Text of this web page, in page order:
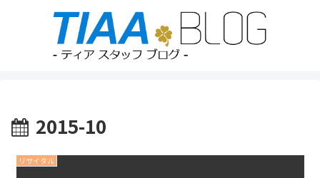
2015-10
リサイタル